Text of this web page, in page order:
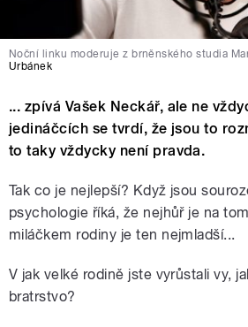
Noční linku moderuje z brněnského studia
Urbánek
... zpívá Vašek Neckář, ale ne
jedináčcích se tvrdí, že jsou to
to taky vždycky není pravda.
Tak co je nejlepší? Když jsou
psychologie říká, že nejhůř je na
miláčkem rodiny je ten nejmladší...
V jak velké rodině jste vyrůstali vy,
bratrstvo?